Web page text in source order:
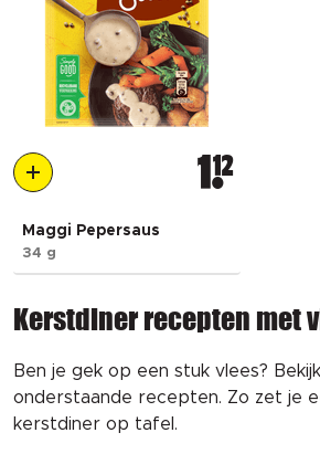
1 12
Maggi Pepersaus
34 g
Kerstdiner recepten met
Ben je gek op een stuk vlees?
onderstaande recepten. Zo zet je
kerstdiner op tafel.